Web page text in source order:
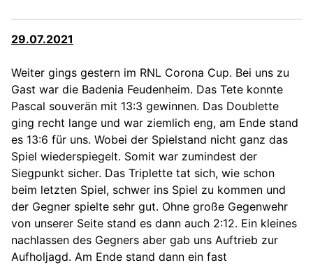
29.07.2021
Weiter gings gestern im RNL Corona Cup. Bei uns zu
Gast war die Badenia Feudenheim. Das Tete konnte
Pascal souverän mit 13:3 gewinnen. Das Doublette
ging recht lange und war ziemlich eng, am Ende stand
es 13:6 für uns. Wobei der Spielstand nicht ganz das
Spiel wiederspiegelt. Somit war zumindest der
Siegpunkt sicher. Das Triplette tat sich, wie schon
beim letzten Spiel, schwer ins Spiel zu kommen und
der Gegner spielte sehr gut. Ohne große Gegenwehr
von unserer Seite stand es dann auch 2:12. Ein kleines
nachlassen des Gegners aber gab uns Auftrieb zur
Aufholjagd. Am Ende stand dann ein fast